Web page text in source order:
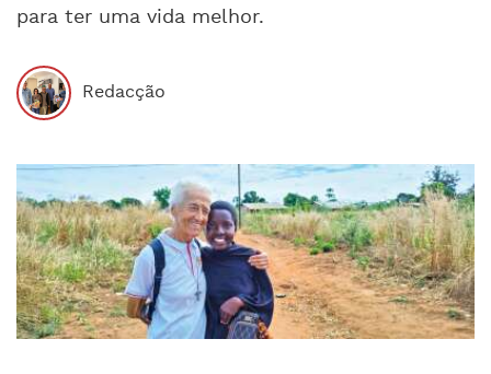
para ter uma vida melhor.
Redacção